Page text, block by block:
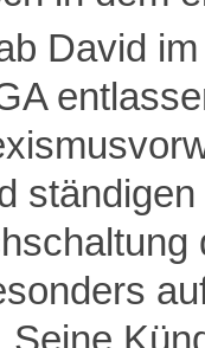
David